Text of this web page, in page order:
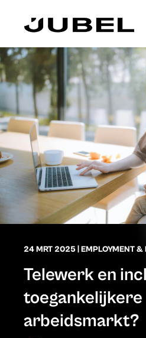
24 MRT 2025|EMPLOYMENT &
Telewerk en
toegankelijkere
arbeidsmarkt?